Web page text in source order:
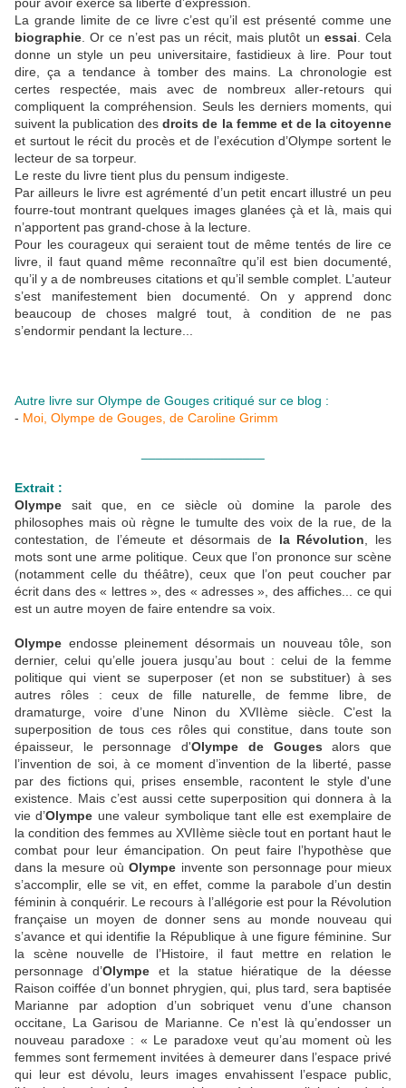
La grande limite de ce livre c’est qu’il est présenté comme une
biographie . Or ce n’est pas un récit, mais plutôt un essai . Cela
donne un style un peu universitaire, fastidieux à lire. Pour tout
dire, ça a tendance à tomber des mains. La chronologie est
certes respectée, mais avec de nombreux aller-retours qui
compliquent la compréhension. Seuls les derniers moments, qui
suivent la publication desdroits de la femme et de la citoyenne
et surtout le récit du procès et de l’exécution d’Olympe sortent le
lecteur de sa torpeur.
Le reste du livre tient plus du pensum indigeste.
Par ailleurs le livre est agrémenté d’un petit encart illustré un peu
fourre-tout montrant quelques images glanées çà et là, mais qui
n’apportent pas grand-chose à la lecture.
Pour les courageux qui seraient tout de même tentés de lire ce
livre, il faut quand même reconnaître qu’il est bien documenté,
qu’il y a de nombreuses citations et qu’il semble complet. L’auteur
s’est manifestement bien documenté. On y apprend donc
beaucoup de choses malgré tout, à condition de ne pas
s’endormir pendant la lecture...
Autre livre sur Olympe de Gouges critiqué sur ce blog :
- Moi, Olympe de Gouges, de Caroline Grimm
Extrait :
Olympe sait que, en ce siècle où domine la parole des
philosophes mais où règne le tumulte des voix de la rue, de la
contestation, de l’émeute et désormais de la Révolution , les
mots sont une arme politique. Ceux que l’on prononce sur scène
(notamment celle du théâtre), ceux que l’on peut coucher par
écrit dans des « lettres », des « adresses », des affiches... ce qui
est un autre moyen de faire entendre sa voix.
Olympe endosse pleinement désormais un nouveau tôle, son
dernier, celui qu’elle jouera jusqu’au bout : celui de la femme
politique qui vient se superposer (et non se substituer) à ses
autres rôles : ceux de fille naturelle, de femme libre, de
dramaturge, voire d’une Ninon du XVIIème siècle. C’est la
superposition de tous ces rôles qui constitue, dans toute son
épaisseur, le personnage d'Olympe de Gouges alors que
l’invention de soi, à ce moment d’invention de la liberté, passe
par des fictions qui, prises ensemble, racontent le style d'une
existence. Mais c’est aussi cette superposition qui donnera à la
vie d’Olympe une valeur symbolique tant elle est exemplaire de
la condition des femmes au XVIIème siècle tout en portant haut le
combat pour leur émancipation. On peut faire l’hypothèse que
dans la mesure oùOlympe invente son personnage pour mieux
s’accomplir, elle se vit, en effet, comme la parabole d’un destin
féminin à conquérir. Le recours à l’allégorie est pour la Révolution
française un moyen de donner sens au monde nouveau qui
s’avance et qui identifie Ia République à une figure féminine. Sur
la scène nouvelle de l’Histoire, il faut mettre en relation le
personnage d’Olympeet la statue hiératique de la déesse
Raison coiffée d’un bonnet phrygien, qui, plus tard, sera baptisée
Marianne par adoption d’un sobriquet venu d’une chanson
occitane, La Garisou de Marianne. Ce n'est là qu’endosser un
nouveau paradoxe : « Le paradoxe veut qu’au moment où les
femmes sont fermement invitées à demeurer dans l’espace privé
qui leur est dévolu, leurs images envahissent l’espace public,